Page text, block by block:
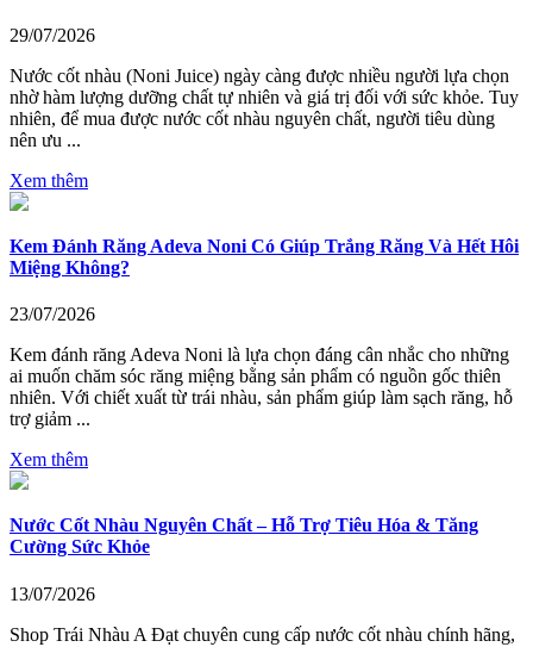
29/07/2026
Nước cốt nhàu (Noni Juice) ngày càng được nhiều người lựa chọn
nhờ hàm lượng dưỡng chất tự nhiên và giá trị đối với sức khỏe. Tuy
nhiên, để mua được nước cốt nhàu nguyên chất, người tiêu dùng
nên ưu ...
Xem thêm
Kem Đánh Răng Adeva Noni Có Giúp Trắng Răng Và Hết Hôi
Miệng Không?
23/07/2026
Kem đánh răng Adeva Noni là lựa chọn đáng cân nhắc cho những
ai muốn chăm sóc răng miệng bằng sản phẩm có nguồn gốc thiên
nhiên. Với chiết xuất từ trái nhàu, sản phẩm giúp làm sạch răng, hỗ
trợ giảm ...
Xem thêm
Nước Cốt Nhàu Nguyên Chất – Hỗ Trợ Tiêu Hóa & Tăng
Cường Sức Khỏe
13/07/2026
Shop Trái Nhàu A Đạt chuyên cung cấp nước cốt nhàu chính hãng,